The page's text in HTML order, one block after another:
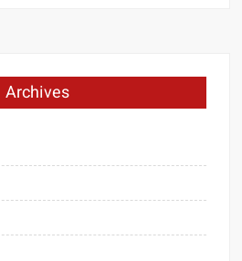
Archives